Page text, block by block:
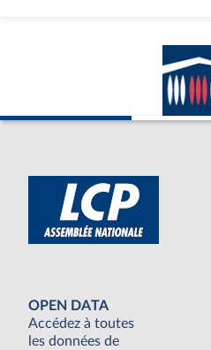
OPEN DATA
Accédez à toutes
les données de